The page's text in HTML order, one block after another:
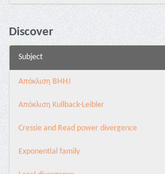
Discover
Subject
Aπόκλιση BHHJ
Aπόκλιση Kullback-Leibler
Cressie and Read power divergence
Exponential family